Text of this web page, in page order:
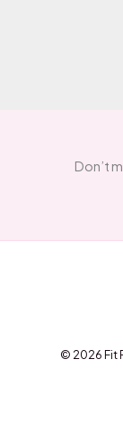
Don’t
© 2026 Fit